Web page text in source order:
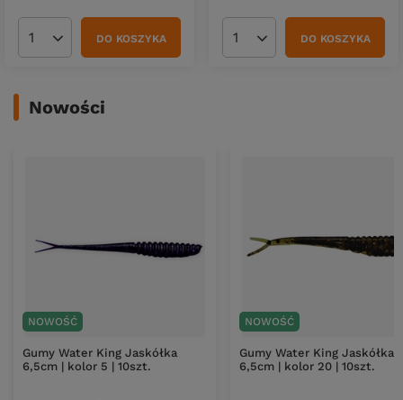
Ilość produktówDO KOSZYKA Ilość produktówDO KOSZYKA
Nowości
NOWOŚĆ
Gumy Water King Jaskółka
6,5cm | kolor 5 | 10szt.
NOWOŚĆ
Gumy Water King Jaskółka
6,5cm | kolor 20 | 10szt.